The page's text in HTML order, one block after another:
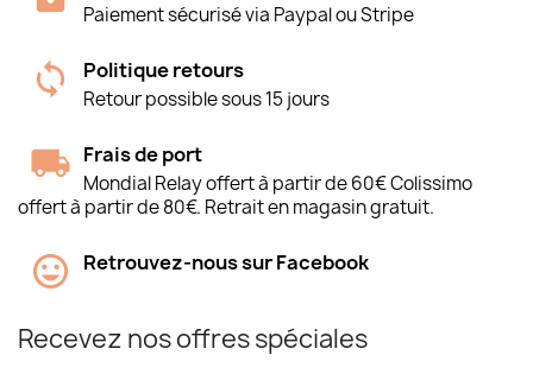
Paiement sécurisé via Paypal ou Stripe
Politique retours
Retour possible sous 15 jours
Frais de port
Mondial Relay offert à partir de 60€ Colissimo
offert à partir de 80€. Retrait en magasin gratuit.
Retrouvez-nous sur Facebook
Recevez nos offres spéciales